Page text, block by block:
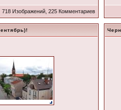
718 Изображений, 225 Комментариев